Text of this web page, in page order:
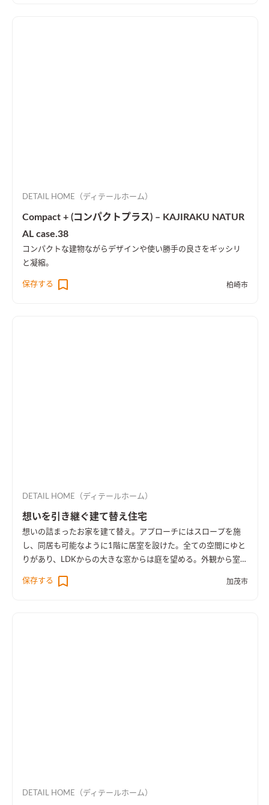
DETAIL HOME（ディテールホーム）
Compact + (コンパクトプラス) – KAJIRAKU NATUR
AL case.38
コンパクトな建物ながらデザインや使い勝手の良さをギッシリ
と凝縮。
保存する 柏崎市
DETAIL HOME（ディテールホーム）
想いを引き継ぐ建て替え住宅
想いの詰まったお家を建て替え。アプローチにはスロープを施
し、同居も可能なように1階に居室を設けた。全ての空間にゆと
りがあり、LDKからの大きな窓からは庭を望める。外観から室内
保存する
加茂市
DETAIL HOME（ディテールホーム）